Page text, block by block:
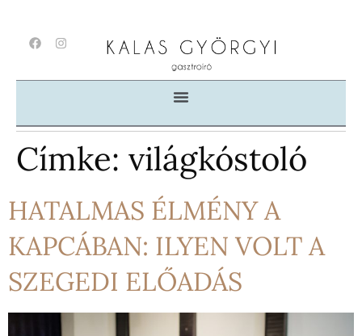
Címke: világkóstoló
HATALMAS ÉLMÉNY A
KAPCÁBAN: ILYEN VOLT A
SZEGEDI ELŐADÁS